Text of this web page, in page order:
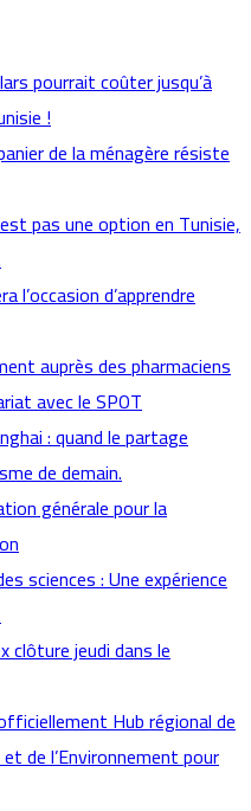
pourrait coûter jusqu’à
!
de la ménagère résiste
pas une option en Tunisie,
l’occasion d’apprendre
auprès des pharmaciens
avec le SPOT
: quand le partage
de demain.
générale pour la
sciences : Une expérience
clôture jeudi dans le
Hub régional de
de l’Environnement pour